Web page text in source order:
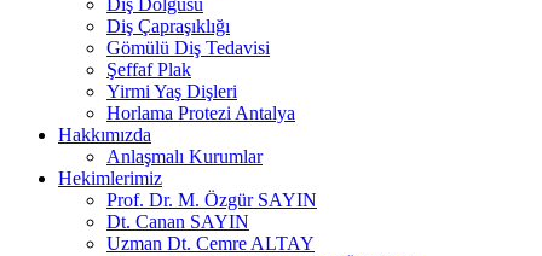
Diş Dolgusu
Diş Çapraşıklığı
Gömülü Diş Tedavisi
Şeffaf Plak
Yirmi Yaş Dişleri
Horlama Protezi Antalya
Hakkımızda
Anlaşmalı Kurumlar
Hekimlerimiz
Prof. Dr. M. Özgür SAYIN
Dt. Canan SAYIN
Uzman Dt. Cemre ALTAY